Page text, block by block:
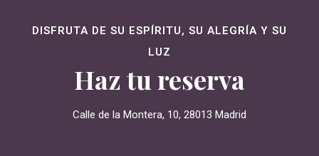
DISFRUTA DE SU ESPÍRITU, SU ALEGRÍA Y SU
LUZ
Haz tu reserva
Calle de la Montera, 10, 28013 Madrid